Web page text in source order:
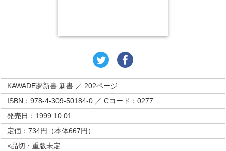
KAWADE夢新書 新書 ／ 202ページ
ISBN：978-4-309-50184-0 ／ Cコード：0277
発売日：1999.10.01
定価：734円（本体667円）
×品切・重版未定